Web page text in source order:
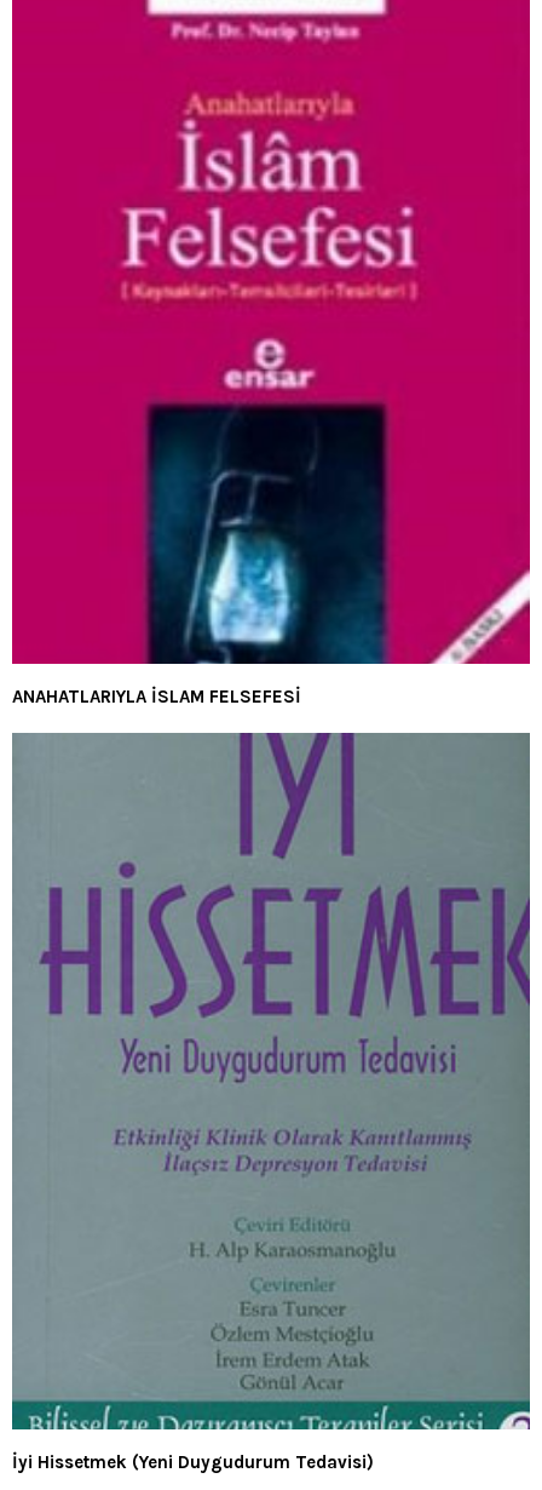
ANAHATLARIYLA İSLAM FELSEFESİ
İyi Hissetmek (Yeni Duygudurum Tedavisi)